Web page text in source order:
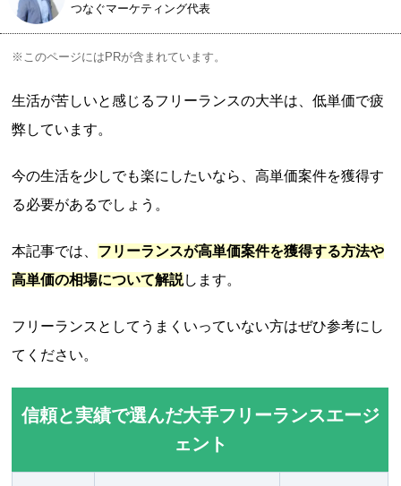
つなぐマーケティング代表
※このページにはPRが含まれています。
生活が苦しいと感じるフリーランスの大半は、低単価で疲
弊しています。
今の生活を少しでも楽にしたいなら、高単価案件を獲得す
る必要があるでしょう。
本記事では、 フリーランスが高単価案件を獲得する方法や
高単価の相場について解説します。
フリーランスとしてうまくいっていない方はぜひ参考にし
てください。
信頼と実績で選んだ大手フリーランスエージ
ェント